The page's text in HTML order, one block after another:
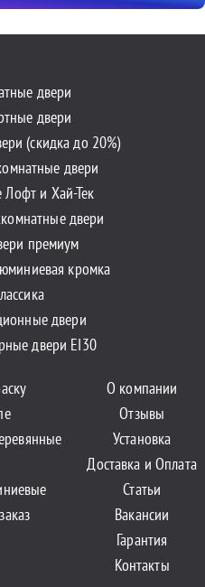
двери
двери
(скидка до 20%)
двери
Лофт и Хай-Тек
двери
премиум
кромка
двери
двери EI30
О компании
Отзывы
Установка
Доставка и Оплата
Статьи
Вакансии
Гарантия
Контакты